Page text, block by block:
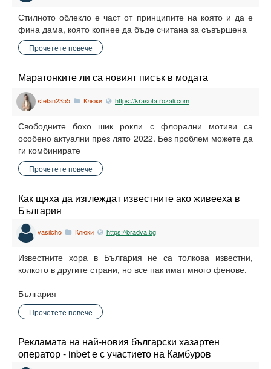
Стилното облекло е част от принципите на която и да е
фина дама, която копнее да бъде считана за съвършена
Прочетете повече
Маратонките ли са новият писък в модата
stefan2355 Клюки https://krasota.rozali.com
Свободните бохо шик рокли с флорални мотиви са
особено актуални през лято 2022. Без проблем можете да
ги комбинирате
Прочетете повече
Как щяха да изглеждат известните ако живееха в
България
vasilcho Клюки https://bradva.bg
Известните хора в България не са толкова известни,
колкото в другите страни, но все пак имат много фенове.
България
Прочетете повече
Рекламата на най-новия български хазартен
оператор - inbet е с участието на Камбуров